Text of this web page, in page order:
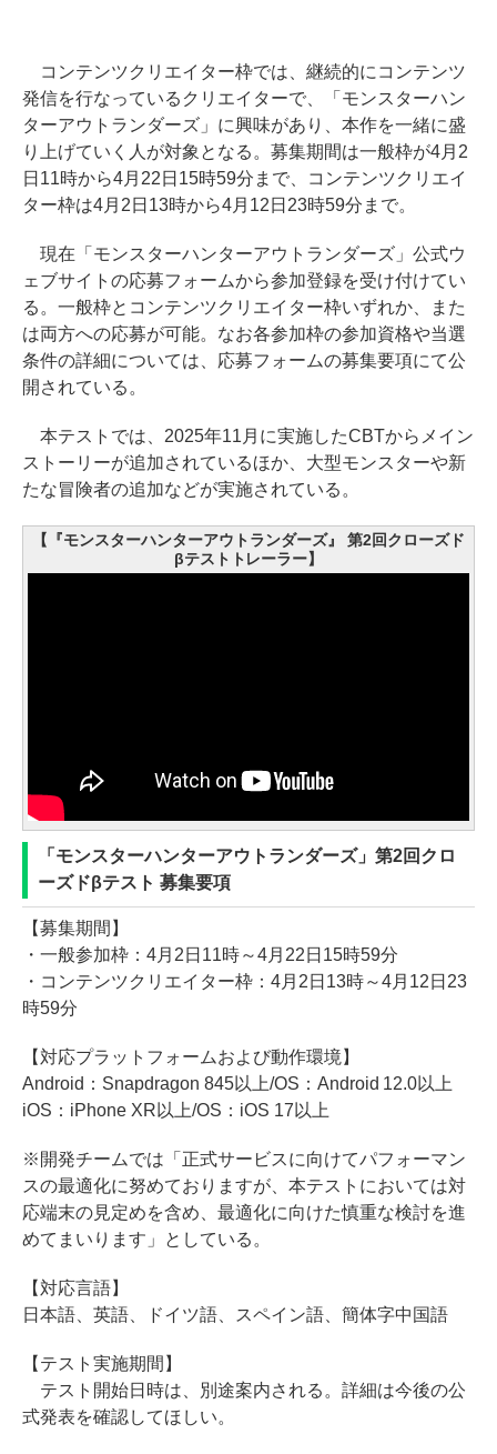
コンテンツクリエイター枠では、継続的にコンテンツ
発信を行なっているクリエイターで、「モンスターハン
ターアウトランダーズ」に興味があり、本作を一緒に盛
り上げていく人が対象となる。募集期間は一般枠が4月2
日11時から4月22日15時59分まで、コンテンツクリエイ
ター枠は4月2日13時から4月12日23時59分まで。
現在「モンスターハンターアウトランダーズ」公式ウ
ェブサイトの応募フォームから参加登録を受け付けてい
る。一般枠とコンテンツクリエイター枠いずれか、また
は両方への応募が可能。なお各参加枠の参加資格や当選
条件の詳細については、応募フォームの募集要項にて公
開されている。
本テストでは、2025年11月に実施したCBTからメイン
ストーリーが追加されているほか、大型モンスターや新
たな冒険者の追加などが実施されている。
【『モンスターハンターアウトランダーズ』 第2回クローズド
βテストトレーラー】
「モンスターハンターアウトランダーズ」第2回クロ
ーズドβテスト 募集要項
【募集期間】
・一般参加枠：4月2日11時～4月22日15時59分
・コンテンツクリエイター枠：4月2日13時～4月12日23
時59分
【対応プラットフォームおよび動作環境】
Android：Snapdragon 845以上/OS：Android 12.0以上
iOS：iPhone XR以上/OS：iOS 17以上
※開発チームでは「正式サービスに向けてパフォーマン
スの最適化に努めておりますが、本テストにおいては対
応端末の見定めを含め、最適化に向けた慎重な検討を進
めてまいります」としている。
【対応言語】
日本語、英語、ドイツ語、スペイン語、簡体字中国語
【テスト実施期間】
テスト開始日時は、別途案内される。詳細は今後の公
式発表を確認してほしい。